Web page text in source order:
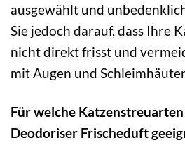
ausgewählt und
Sie jedoch darauf, dass Ihre
nicht direkt frisst und
mit Augen und
Für welche
Deodoriser Frischeduft